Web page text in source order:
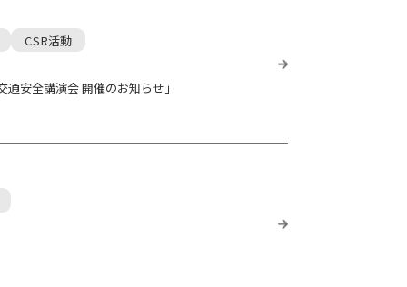
CSR活動
安全講演会 開催のお知らせ」